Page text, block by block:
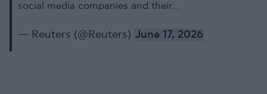
social media companies and their…
— Reuters (@Reuters) June 17, 2026